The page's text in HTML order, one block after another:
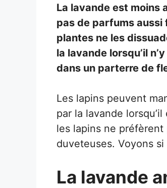
La lavande est moins
pas de parfums
plantes ne les
la lavande lorsqu’il
dans un parterre de
Les lapins peuvent
par la lavande
les lapins ne
duveteuses. Voyons
La lavande